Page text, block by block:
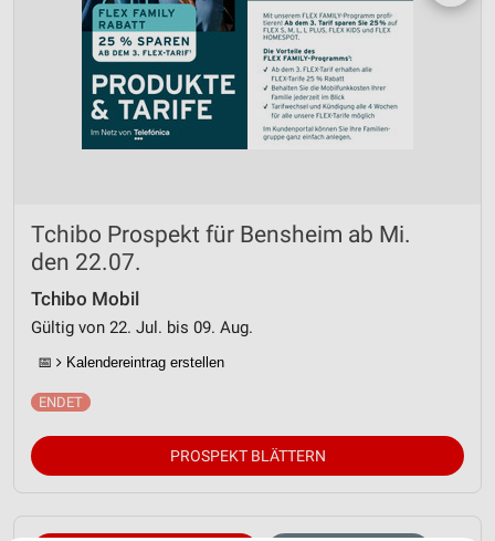
Tchibo Prospekt für Bensheim ab Mi.
den 22.07.
Tchibo Mobil
Gültig von 22. Jul. bis 09. Aug.
📅 Kalendereintrag erstellen
PROSPEKT BLÄTTERN